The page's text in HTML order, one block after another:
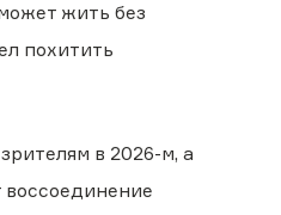
жить без
похитить
в 2026-м, а
воссоединение